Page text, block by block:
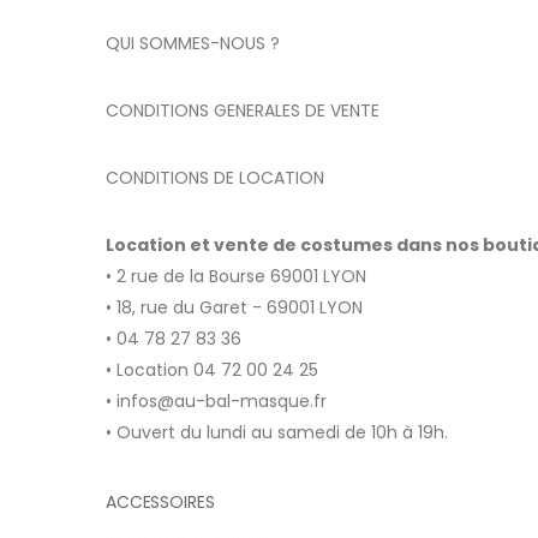
QUI SOMMES-NOUS ?
CONDITIONS GENERALES DE VENTE
CONDITIONS DE LOCATION
Location et vente de costumes dans nos
• 2 rue de la Bourse 69001 LYON
• 18, rue du Garet - 69001 LYON
• 04 78 27 83 36
• Location 04 72 00 24 25
• infos@au-bal-masque.fr
• Ouvert du lundi au samedi de 10h à 19h.
ACCESSOIRES